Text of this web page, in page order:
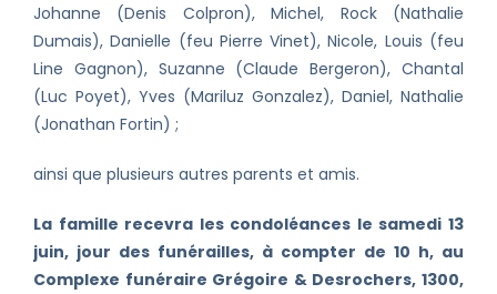
Johanne (Denis Colpron), Michel, Rock (Nathalie
Dumais), Danielle (feu Pierre Vinet), Nicole, Louis (feu
Line Gagnon), Suzanne (Claude Bergeron), Chantal
(Luc Poyet), Yves (Mariluz Gonzalez), Daniel, Nathalie
(Jonathan Fortin) ;
ainsi que plusieurs autres parents et amis.
La famille recevra les condoléances le samedi 13
juin, jour des funérailles, à compter de 10 h, au
Complexe funéraire Grégoire & Desrochers, 1300,